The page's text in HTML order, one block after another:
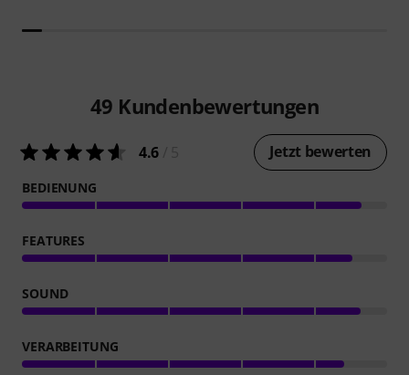
49 Kundenbewertungen
4.6 Jetzt bewerten
BEDIENUNG
FEATURES
SOUND
VERARBEITUNG